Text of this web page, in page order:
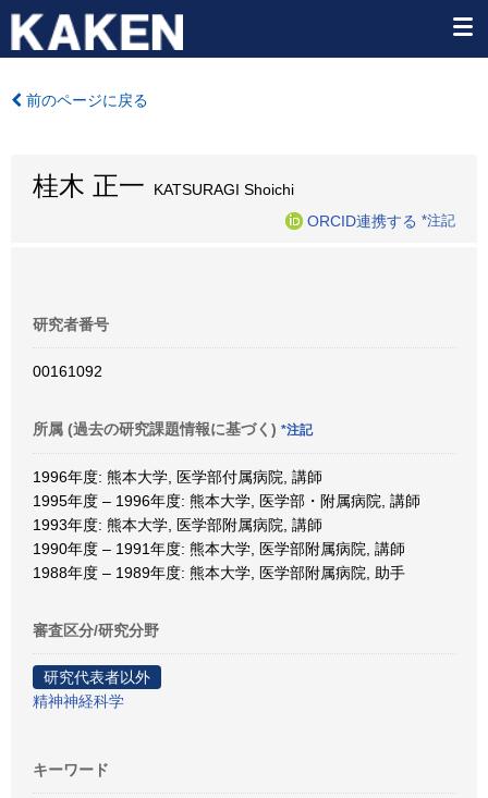
前のページに戻る
桂木 正一 KATSURAGI Shoichi
ORCID連携する *注記
研究者番号
00161092
所属 (過去の研究課題情報に基づく) *注記
1996年度: 熊本大学, 医学部付属病院, 講師
1995年度 – 1996年度: 熊本大学, 医学部・附属病院, 講師
1993年度: 熊本大学, 医学部附属病院, 講師
1990年度 – 1991年度: 熊本大学, 医学部附属病院, 講師
1988年度 – 1989年度: 熊本大学, 医学部附属病院, 助手
審査区分/研究分野
研究代表者以外
精神神経科学
キーワード